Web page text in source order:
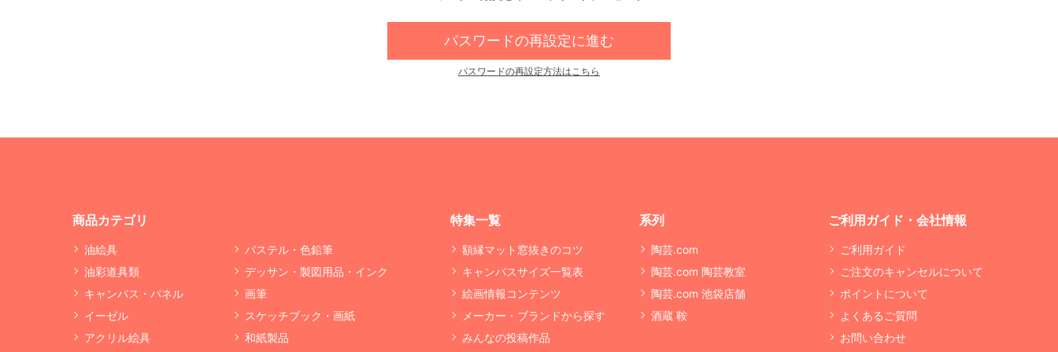
パスワードの再設定に進む
パスワードの再設定方法はこちら
商品カテゴリ
油絵具
油彩道具類
キャンバス・パネル
イーゼル
アクリル絵具
パステル・色鉛筆
デッサン・製図用品・インク
画筆
スケッチブック・画紙
和紙製品
特集一覧
額縁マット窓抜きのコツ
キャンバスサイズ一覧表
絵画情報コンテンツ
メーカー・ブランドから探す
みんなの投稿作品
系列
陶芸.com
陶芸.com 陶芸教室
陶芸.com 池袋店舗
酒蔵 鞍
ご利用ガイド・会社情報
ご利用ガイド
ご注文のキャンセルについて
ポイントについて
よくあるご質問
お問い合わせ